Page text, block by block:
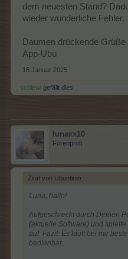
dem neuesten Stand?
wieder wunderliche Fehler.
Daumen drückende Grüße
App-Ubu
16 Januar 2025
schlewi gefällt dies.
lunaxx10
Forenprofi
Zitat von Ubuntiner: ↑
Luna, hallo!
Aufgeschreckt durch Deinen
(aktuelle Software) und
auf. Fazit: Es läuft bei mir
bedienbar.